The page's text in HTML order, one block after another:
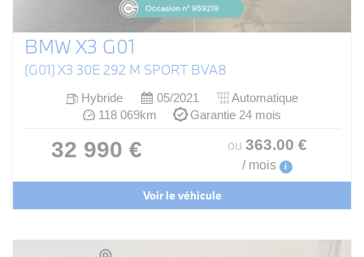
BMW X3 G01
(G01) X3 30E 292 M SPORT BVA8
Hybride 05/2021
Automatique
118 069km
Garantie 24 mois
32 990 € ou 363.00 €
/ mois i
Voir le véhicule